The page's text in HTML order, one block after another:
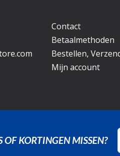
Contact
Betaalmethoden
Bestellen,
Mijn account
KORTINGEN MISSEN?